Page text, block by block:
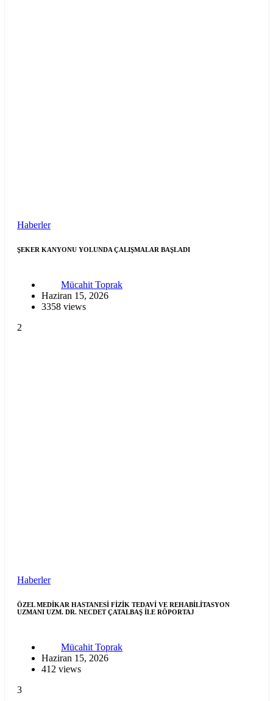
Haberler
ŞEKER KANYONU YOLUNDA ÇALIŞMALAR BAŞLADI
Mücahit Toprak
Haziran 15, 2026
3358 views
2
Haberler
ÖZEL MEDİKAR HASTANESİ FİZİK TEDAVİ VE REHABİLİTASYON
UZMANI UZM. DR. NECDET ÇATALBAŞ İLE RÖPORTAJ
Mücahit Toprak
Haziran 15, 2026
412 views
3